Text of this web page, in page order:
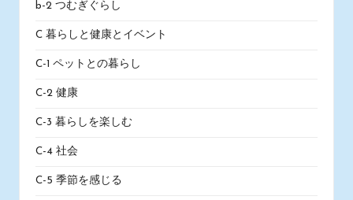
b-2 つむぎぐらし
C 暮らしと健康とイベント
C-1 ペットとの暮らし
C-2 健康
C-3 暮らしを楽しむ
C-4 社会
C-5 季節を感じる